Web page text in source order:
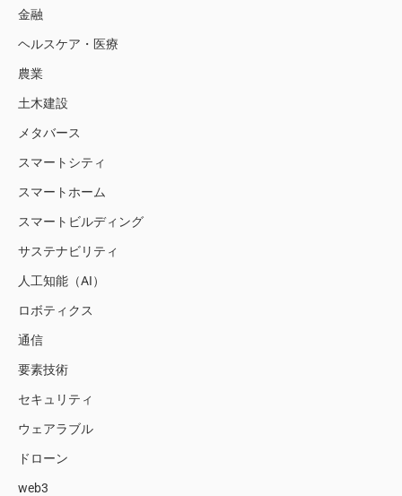
金融
ヘルスケア・医療
農業
土木建設
メタバース
スマートシティ
スマートホーム
スマートビルディング
サステナビリティ
人工知能（AI）
ロボティクス
通信
要素技術
セキュリティ
ウェアラブル
ドローン
web3